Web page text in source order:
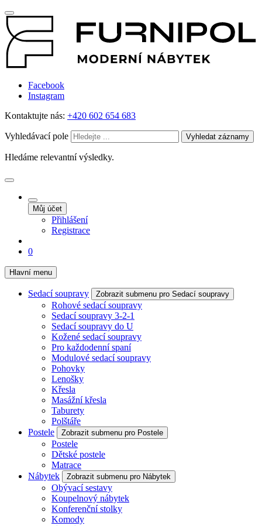
Facebook
Instagram
Kontaktujte nás: +420 602 654 683
Vyhledávací pole Vyhledat záznamy
Hledáme relevantní výsledky.
Můj účet
Přihlášení
Registrace
0
Hlavní menu
Sedací soupravy Zobrazit submenu pro Sedací soupravy
Rohové sedací soupravy
Sedací soupravy 3-2-1
Sedací soupravy do U
Kožené sedací soupravy
Pro každodenní spaní
Modulové sedací soupravy
Pohovky
Lenošky
Křesla
Masážní křesla
Taburety
Polštáře
Postele
Zobrazit submenu pro Postele
Postele
Dětské postele
Matrace
Nábytek
Zobrazit submenu pro Nábytek
Obývací sestavy
Koupelnový nábytek
Konferenční stolky
Komody